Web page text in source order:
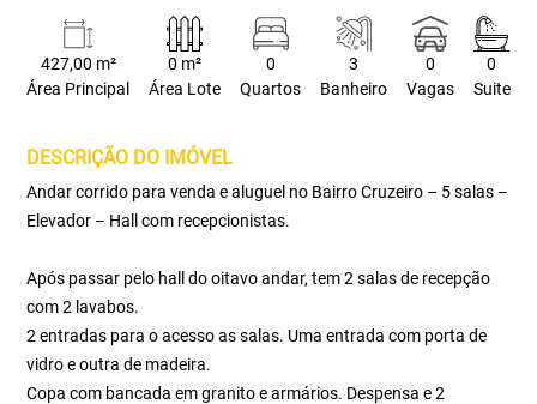
427,00 m²
Área Principal
0 m²
Área Lote
0
Quartos
3
Banheiro
0
Vagas
0
Suite
DESCRIÇÃO DO IMÓVEL
Andar corrido para venda e aluguel no Bairro Cruzeiro – 5 salas –
Elevador – Hall com recepcionistas.
Após passar pelo hall do oitavo andar, tem 2 salas de recepção
com 2 lavabos.
2 entradas para o acesso as salas. Uma entrada com porta de
vidro e outra de madeira.
Copa com bancada em granito e armários. Despensa e 2